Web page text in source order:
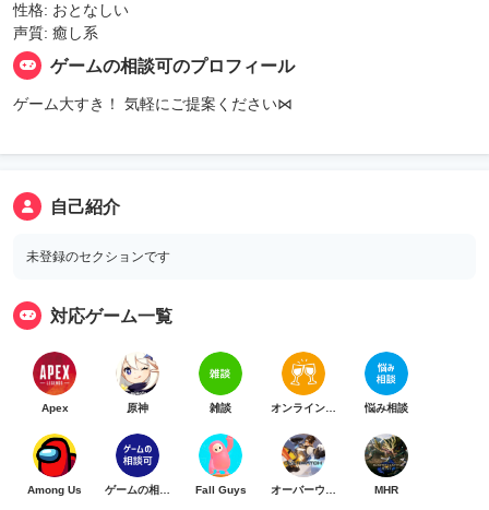
性格: おとなしい
声質: 癒し系
ゲームの相談可のプロフィール
ゲーム大すき！ 気軽にご提案ください⋈
自己紹介
未登録のセクションです
対応ゲーム一覧
Apex 原神 雑談 悩み相談
Among Us Fall Guys MHR